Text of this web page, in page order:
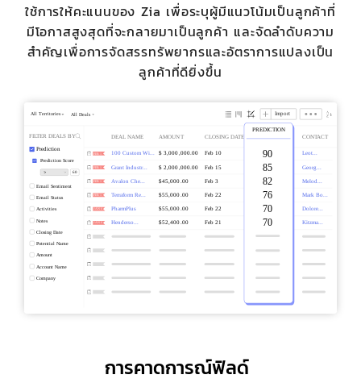
ใช้การให้คะแนนของ Zia เพื่อระบุผู้มีแนวโน้มเป็นลูกค้าที่
มีโอกาสสูงสุดที่จะกลายมาเป็นลูกค้า และจัดลำดับความ
สำคัญเพื่อการจัดสรรทรัพยากรและอัตราการแปลงเป็น
ลูกค้าที่ดียิ่งขึ้น
การคาดการณ์ฟิลด์